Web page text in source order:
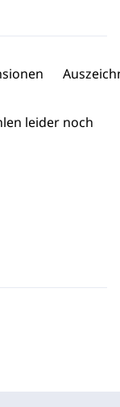
leider noch